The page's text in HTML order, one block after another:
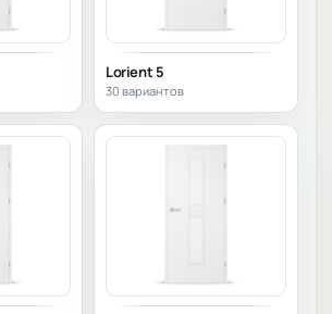
Lorient 5
30 вариантов